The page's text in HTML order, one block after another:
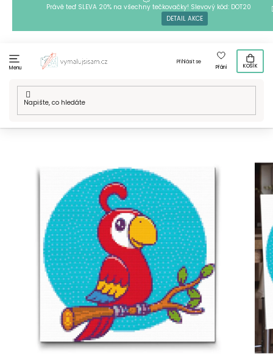
Právě teď SLEVA 20% na všechny tečkovačky! Slevový kód: DOT20
DETAIL AKCE
Menu
Přihlásit se
Přání
KOŠÍK
Domů
Techniky / Diamantové malování
Diamantové malování - Červený papoušek